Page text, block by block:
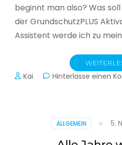
beginnt man also? Was
der GrundschutzPLUS
Assistent werde ich zu
Kai Hinterlasse einen
ALLGEMEIN 5.